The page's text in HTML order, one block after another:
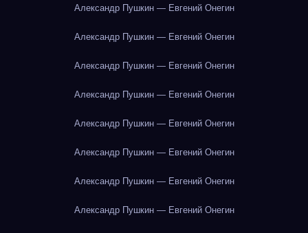
Александр Пушкин — Евгений Онегин
Александр Пушкин — Евгений Онегин
Александр Пушкин — Евгений Онегин
Александр Пушкин — Евгений Онегин
Александр Пушкин — Евгений Онегин
Александр Пушкин — Евгений Онегин
Александр Пушкин — Евгений Онегин
Александр Пушкин — Евгений Онегин